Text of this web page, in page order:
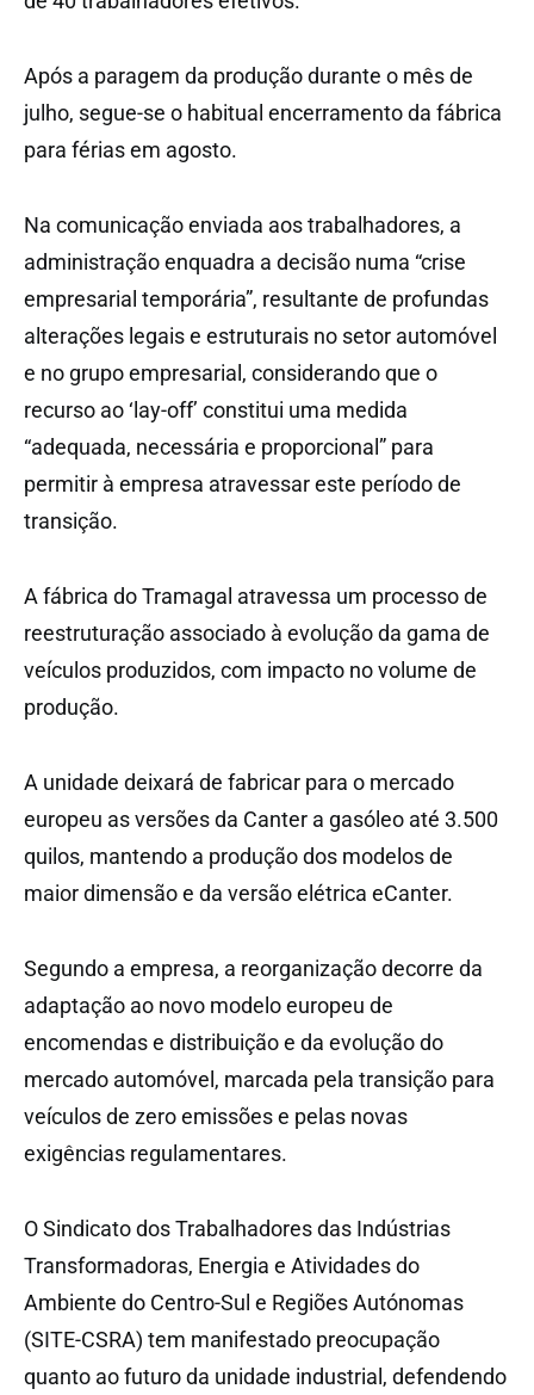
Após a paragem da produção durante o mês de
julho, segue-se o habitual encerramento da fábrica
para férias em agosto.
Na comunicação enviada aos trabalhadores, a
administração enquadra a decisão numa “crise
empresarial temporária”, resultante de profundas
alterações legais e estruturais no setor automóvel
e no grupo empresarial, considerando que o
recurso ao ‘lay-off’ constitui uma medida
“adequada, necessária e proporcional” para
permitir à empresa atravessar este período de
transição.
A fábrica do Tramagal atravessa um processo de
reestruturação associado à evolução da gama de
veículos produzidos, com impacto no volume de
produção.
A unidade deixará de fabricar para o mercado
europeu as versões da Canter a gasóleo até 3.500
quilos, mantendo a produção dos modelos de
maior dimensão e da versão elétrica eCanter.
Segundo a empresa, a reorganização decorre da
adaptação ao novo modelo europeu de
encomendas e distribuição e da evolução do
mercado automóvel, marcada pela transição para
veículos de zero emissões e pelas novas
exigências regulamentares.
O Sindicato dos Trabalhadores das Indústrias
Transformadoras, Energia e Atividades do
Ambiente do Centro-Sul e Regiões Autónomas
(SITE-CSRA) tem manifestado preocupação
quanto ao futuro da unidade industrial, defendendo